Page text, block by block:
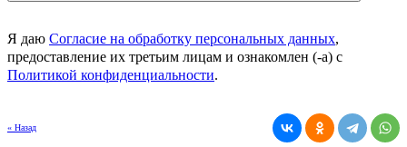
Я даю Согласие на обработку персональных данных,
предоставление их третьим лицам и ознакомлен (-а) c
Политикой конфиденциальности.
« Назад